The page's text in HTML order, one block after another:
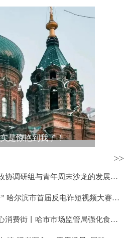
是惊艳到我了！
>>
哈尔滨，听我说！省政协调研组与青年周末沙龙的发展对话
“反诈同心，警民同行” 哈尔滨市首届反电诈短视频大赛火热开启
助力中央大街创建放心消费街丨哈市市场监管局强化食品安全检查指导